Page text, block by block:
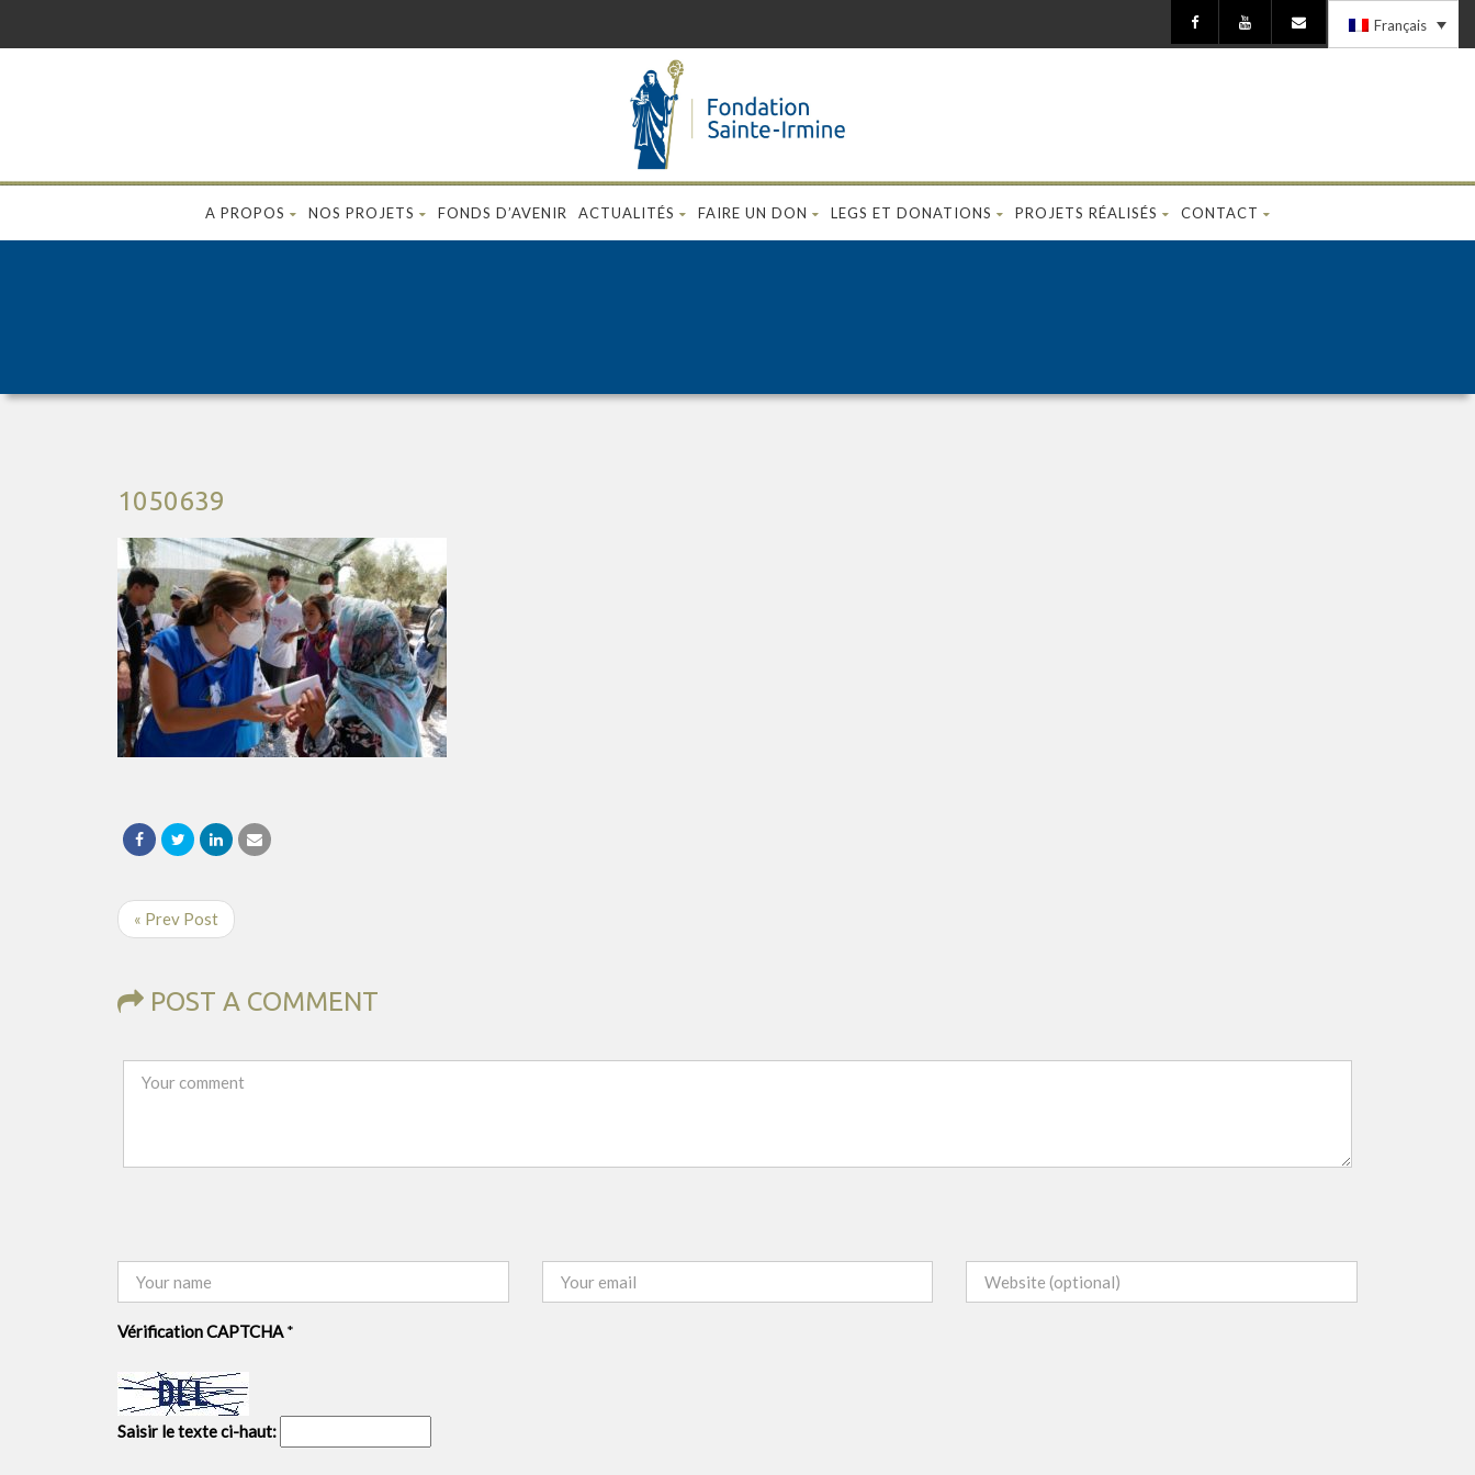
Français
A PROPOS NOS PROJETS FONDS D’AVENIR ACTUALITÉS FAIRE UN DON LEGS ET DONATIONS PROJETS RÉALISÉS CONTACT
1050639
« Prev Post
POST A COMMENT
Vérification CAPTCHA *
Saisir le texte ci-haut: